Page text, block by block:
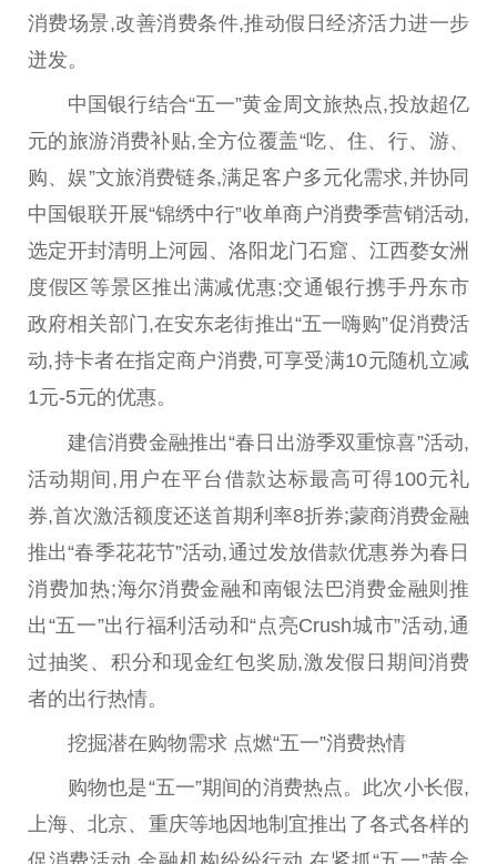
消费场景,改善消费条件,推动假日经济活力进一步
迸发。
中国银行结合“五一”黄金周文旅热点,投放超亿
元的旅游消费补贴,全方位覆盖“吃、住、行、游、
购、娱”文旅消费链条,满足客户多元化需求,并协同
中国银联开展“锦绣中行”收单商户消费季营销活动,
选定开封清明上河园、洛阳龙门石窟、江西婺女洲
度假区等景区推出满减优惠;交通银行携手丹东市
政府相关部门,在安东老街推出“五一嗨购”促消费活
动,持卡者在指定商户消费,可享受满10元随机立减
1元-5元的优惠。
建信消费金融推出“春日出游季双重惊喜”活动,
活动期间,用户在平台 借款达标最高可得100元礼
券,首次激活额度还送首期利率8折券;蒙商消费金融
推出“春季花花节”活动,通过发放借款优惠券为春日
消费加热;海尔消费金融和南银法巴消费金融则推
出“五一”出行福利活动和“点亮Crush城市”活动,通
过抽奖、积分和现金红包奖励,激发假日期间消费
者的出行热情。
挖掘潜在购物需求 点燃“五一”消费热情
购物也是“五一”期间的消费热点。此次小长假,
上海、北京、重庆等地因地制宜推出了各式各样的